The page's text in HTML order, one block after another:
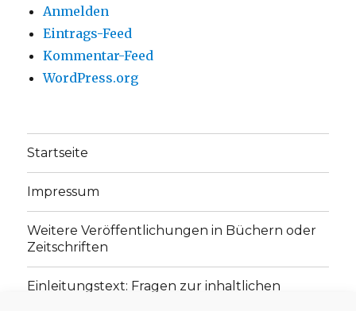
Anmelden
Eintrags-Feed
Kommentar-Feed
WordPress.org
Startseite
Impressum
Weitere Veröffentlichungen in Büchern oder
Zeitschriften
Einleitungstext: Fragen zur inhaltlichen